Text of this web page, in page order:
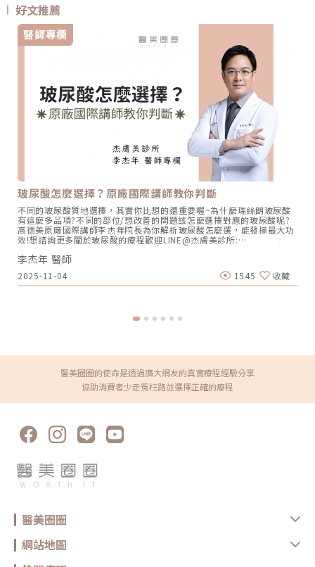
好文推薦
醫師專欄
玻尿酸怎麼選擇？原廠國際講師教你判斷
不同的玻尿酸質地選擇，其實你比想的還重要喔~為什麼瑞絲朗玻尿酸
有這麼多品項?不同的部位/想改善的問題該怎麼選擇對應的玻尿酸呢?
高德美原廠國際講師李杰年院長為你解析玻尿酸怎麼選，能發揮最大功
效!想諮詢更多關於玻尿酸的療程歡迎LINE@杰膚美診所:
https://page.line.me/xhc2941b重點摘要：00:11 玻尿酸作用介紹
00:47 玻尿酸分為三大類型02:09 迷思一、玻尿酸打哪裡都可以？
02:36 迷思二、打完下巴蘋果肌看起來怪怪的？03:30 迷思三、臉部鬆
弛只能做拉皮嗎？05:00 總結LINE官方帳號一對一咨詢👉
https://reurl.cc/x3EQZN歡迎訂閱我的頻道👉
李杰年醫師FB👉https://reurl.cc/Mzk0nm杰膚美診所地址：104台北
李杰年 醫師
2025-11-04 1545 收藏
醫美圈圈的使命是透過廣大網友的真實療程經驗分享
協助消費者少走冤枉路並選擇正確的療程
醫美圈圈
網站地圖